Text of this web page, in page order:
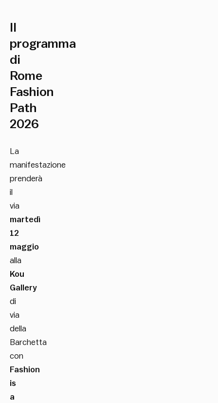
programma
di
Rome
Fashion
Path
2026
La
manifestazione
prenderà
il
via
martedì
12
maggio
alla
Kou
Gallery
di
via
della
Barchetta
con
Fashion
is
a